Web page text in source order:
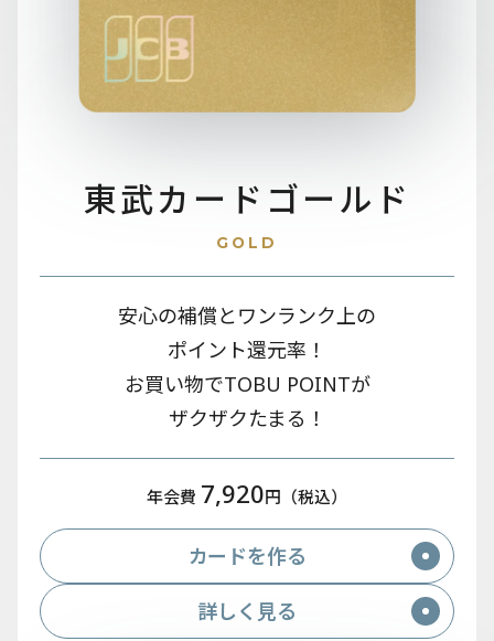
東武カード ゴールド
GOLD
安心の補償とワンランク上の
ポイント還元率！
お買い物でTOBU POINTが
ザクザクたまる！
年会費 7,920円（税込）
カードを作る
詳しく見る